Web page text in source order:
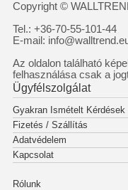
Copyright ©
Tel.: +36-70-55-101-44
E-mail:
Az oldalon található
felhasználása csak a
Ügyfélszolgálat
Gyakran Ismételt Kérdések
Fizetés / Szállítás
Adatvédelem
Kapcsolat
Rólunk